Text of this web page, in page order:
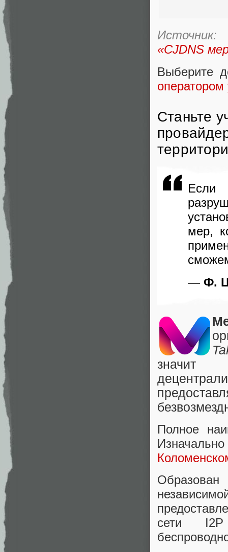
Источник:
«CJDNS
Выберите
оператором
Станьте
мер,
— Ф.
значит
Полное
сети I2P